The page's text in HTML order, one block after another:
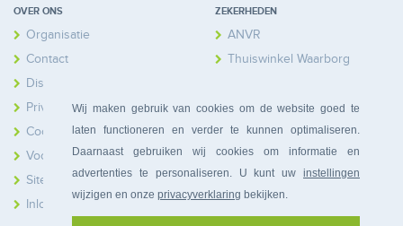
Wij maken gebruik van cookies om de website goed te
laten functioneren en verder te kunnen optimaliseren.
Daarnaast gebruiken wij cookies om informatie en
advertenties te personaliseren. U kunt uw instellingen
wijzigen en onze privacyverklaring bekijken.
OVER ONS
Organisatie
Contact
Disclaimer
Privacy
Cookies
Voorwaarden
Sitemap
Inloggen Huiseigenaren
ZEKERHEDEN
ANVR
Thuiswinkel Waarborg